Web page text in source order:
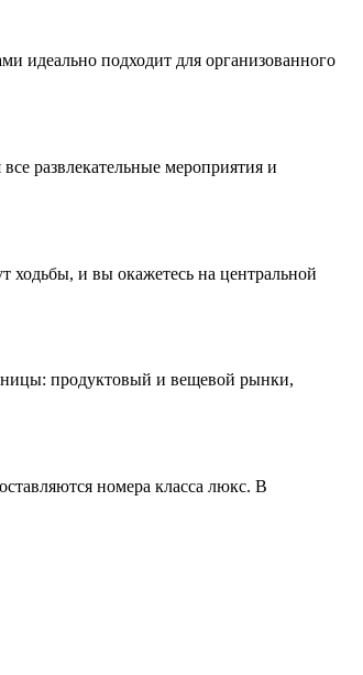
идеально подходит для организованного
развлекательные мероприятия и
ходьбы, и вы окажетесь на центральной
продуктовый и вещевой рынки,
номера класса люкс. В